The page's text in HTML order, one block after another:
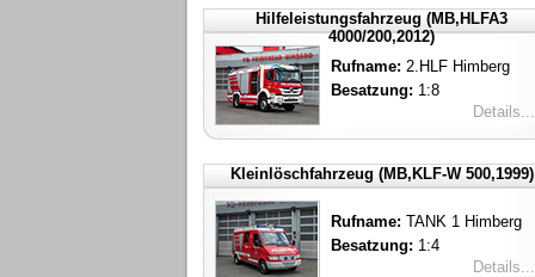
Hilfeleistungsfahrzeug (MB,HLFA3
4000/200,2012)
Rufname: 2.HLF Himberg
Besatzung: 1:8
Details...
Kleinlöschfahrzeug (MB,KLF-W 500,1999)
Rufname: TANK 1 Himberg
Besatzung: 1:4
Details...